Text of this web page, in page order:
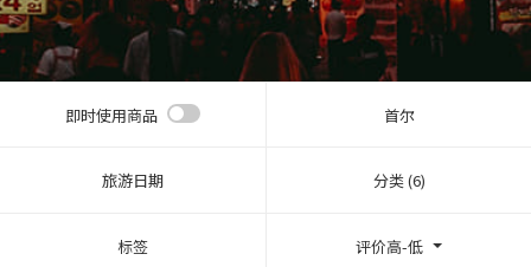
即时使用商品 首尔
旅游日期 分类 (6)
标签 评价高-低